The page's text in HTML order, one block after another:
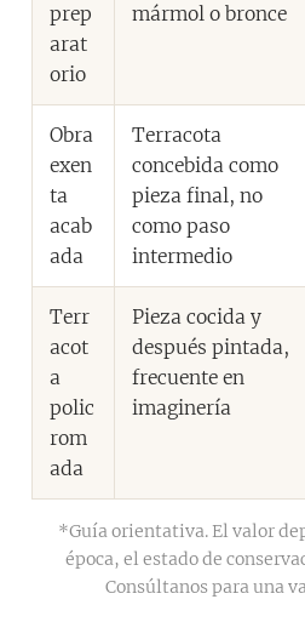
prep
arat
orio
mármol o bronce
Obra
exen
ta
acab
ada
Terracota
concebida como
pieza final, no
como paso
intermedio
Terr
acot
a
polic
rom
ada
Pieza cocida y
después pintada,
frecuente en
imaginería
*Guía orientativa. El valor
época, el estado de
Consúltanos para una